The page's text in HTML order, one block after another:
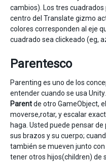
cambios). Los tres
centro del Translate gizmo
colores corresponden al eje
cuadrado sea clickeado (eg,
Parentesco
Parenting es uno de los
entender cuando se usa
Parentde otro GameObject,
moverse,rotar, y escalar
haga. Usted puede pensar
sus brazos y su cuerpo;
también se mueven junto
tener otros hijos(children) de